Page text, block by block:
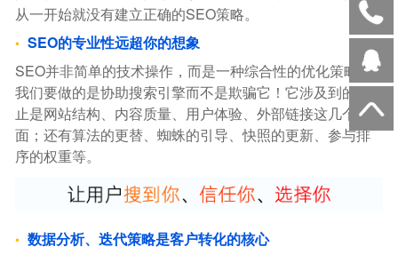
从一开始就没有建立正确的SEO策略。
SEO的专业性远超你的想象
SEO并非简单的技术操作，而是一种综合性的优化策略。
我们要做的是协助搜索引擎而不是欺骗它！它涉及到的不
止是网站结构、内容质量、用户体验、外部链接这几个方
面；还有算法的更替、蜘蛛的引导、快照的更新、参与排
序的权重等。
数据分析、迭代策略是客户转化的核心